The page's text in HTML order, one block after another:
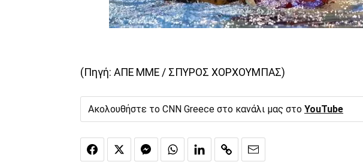
(Πηγή: ΑΠΕ ΜΜΕ / ΣΠΥΡΟΣ ΧΟΡΧΟΥΜΠΑΣ)
Ακολουθήστε το CNN Greece στο κανάλι μας στο YouTube